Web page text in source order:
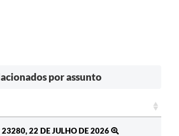
por assunto
23280, 22 DE JULHO DE 2026